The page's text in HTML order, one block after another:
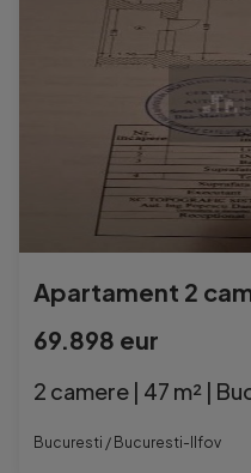
69.898 eur
2 camere | 47 m² |
Bucuresti / Bucuresti-Ilfov